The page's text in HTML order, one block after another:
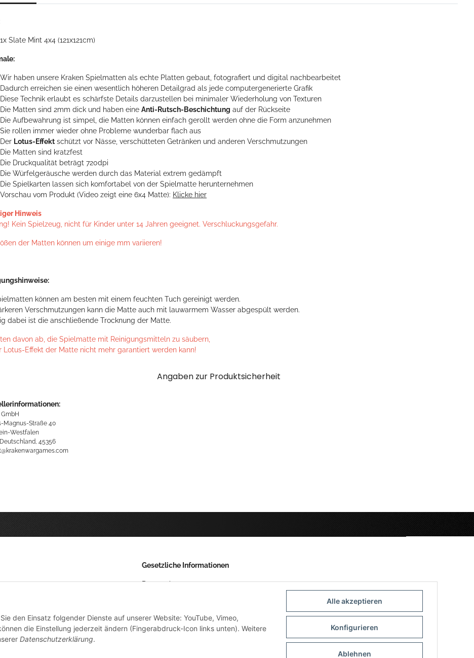
1x Slate Mint 4x4 (121x121cm)
Wir haben unsere Kraken Spielmatten als echte Platten gebaut, fotografiert und digital nachbearbeitet
Dadurch erreichen sie einen wesentlich höheren Detailgrad als jede computergenerierte Grafik
Diese Technik erlaubt es schärfste Details darzustellen bei minimaler Wiederholung von Texturen
Die Matten sind 2mm dick und haben eine Anti-Rutsch-Beschichtung auf der Rückseite
Die Aufbewahrung ist simpel, die Matten können einfach gerollt werden ohne die Form anzunehmen
Sie rollen immer wieder ohne Probleme wunderbar flach aus
Der Lotus-Effekt schützt vor Nässe, verschütteten Getränken und anderen Verschmutzungen
Die Matten sind kratzfest
Die Druckqualität beträgt 720dpi
Die Würfelgeräusche werden durch das Material extrem gedämpft
Die Spielkarten lassen sich komfortabel von der Spielmatte herunternehmen
Vorschau vom Produkt (Video zeigt eine 6x4 Matte): Klicke hier
Hinweis
Kein Spielzeug, nicht für Kinder unter 14 Jahren geeignet. Verschluckungsgefahr.
der Matten können um einige mm variieren!
können am besten mit einem feuchten Tuch gereinigt werden.
Verschmutzungen kann die Matte auch mit lauwarmem Wasser abgespült werden.
dabei ist die anschließende Trocknung der Matte.
davon ab, die Spielmatte mit Reinigungsmitteln zu säubern,
Lotus-Effekt der Matte nicht mehr garantiert werden kann!
Angaben zur Produktsicherheit
Magnus-Straße 40
Westfalen
45356
Gesetzliche Informationen
Datenschutz
Sitemap
den Einsatz folgender Dienste auf unserer Website: YouTube, Vimeo,
die Einstellung jederzeit ändern (Fingerabdruck-Icon links unten). Weitere
Datenschutzerklärung.
Alle akzeptieren
Konfigurieren
Ablehnen